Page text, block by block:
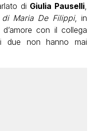
di Giulia Pauselli
di Maria De Filippi, in
con il collega
due non hanno mai